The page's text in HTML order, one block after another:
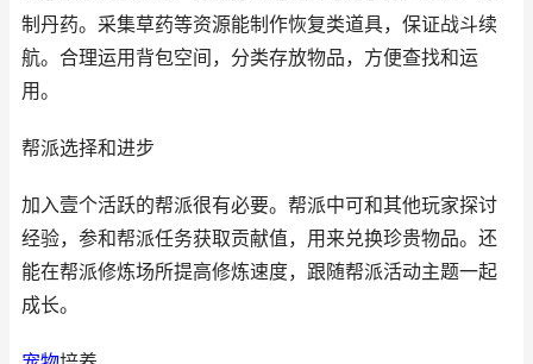
制丹药。采集草药等资源能制作恢复类道具，保证战斗续
航。合理运用背包空间，分类存放物品，方便查找和运
用。
帮派选择和进步
加入壹个活跃的帮派很有必要。帮派中可和其他玩家探讨
经验，参和帮派任务获取贡献值，用来兑换珍贵物品。还
能在帮派修炼场所提高修炼速度，跟随帮派活动主题一起
成长。